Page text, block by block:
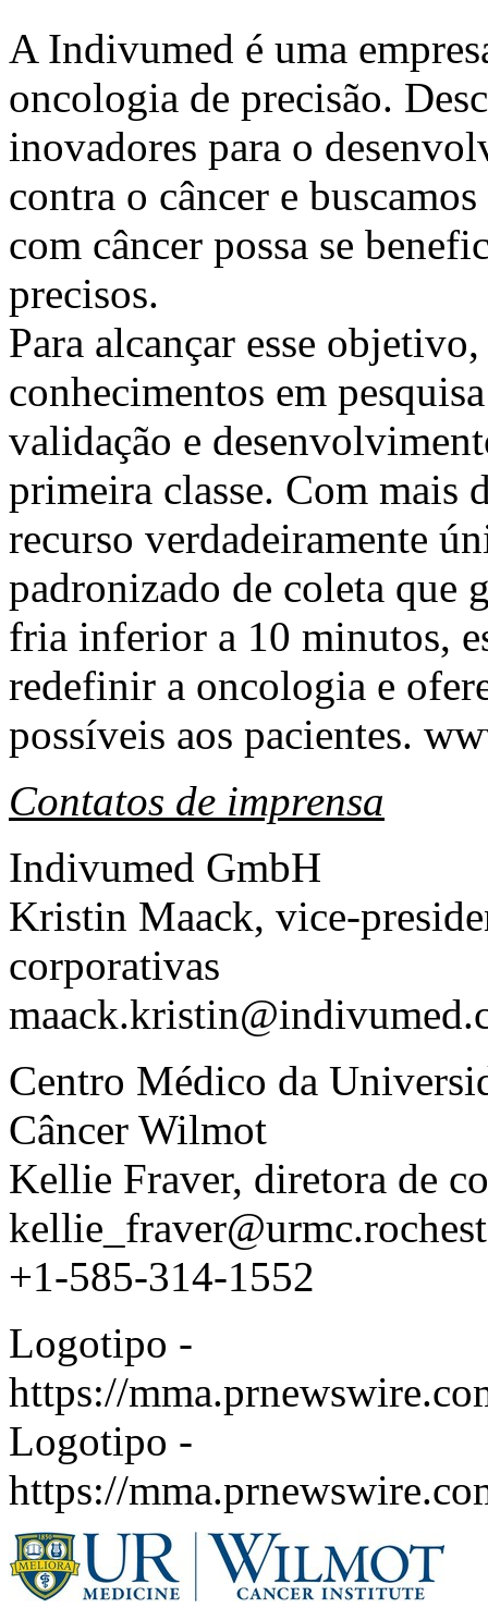
A Indivumed é uma
oncologia de precisão.
inovadores para o
contra o câncer e
com câncer possa se
precisos.
Para alcançar esse
conhecimentos em
validação e
primeira classe. Com mais
recurso verdadeiramente
padronizado de coleta que
fria inferior a 10 minutos,
redefinir a oncologia e
possíveis aos pacientes.
Contatos de imprensa
Indivumed GmbH
Kristin Maack, vice-
corporativas
Centro Médico da
Câncer Wilmot
Kellie Fraver, diretora de
+1-585-314-1552
Logotipo -
https://
Logotipo -
https://